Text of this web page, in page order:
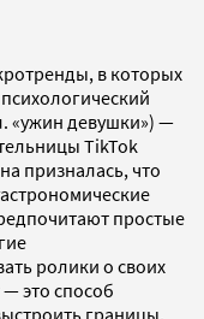
в которых
«ужин девушки») —
TikTok
призналась, что
простые
ролики о своих
это способ
границы,